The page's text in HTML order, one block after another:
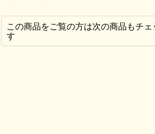
この商品をご覧の方は次の商品もチェ
す